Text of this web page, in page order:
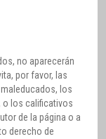
no aparecerán
por favor, las
los
o los calificativos
de la página o a
derecho de